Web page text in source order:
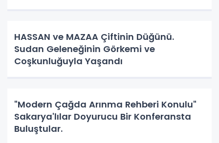
HASSAN ve MAZAA Çiftinin Düğünü.
Sudan Geleneğinin Görkemi ve
Coşkunluğuyla Yaşandı
"Modern Çağda Arınma Rehberi Konulu"
Sakarya'lılar Doyurucu Bir Konferansta
Buluştular.